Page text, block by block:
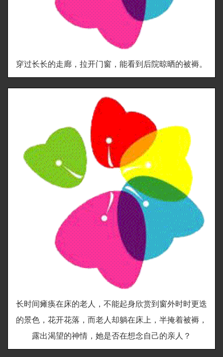
穿过长长的走廊，拉开门窗，能看到后院晾晒的被褥。
长时间瘫痪在床的老人，不能起身欣赏到窗外时时更迭
的景色，花开花落，而老人却躺在床上，半掩着被褥，
露出渴望的神情，她是否在想念自己的亲人？